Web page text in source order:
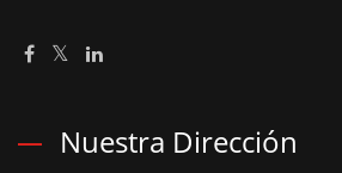
Nuestra Dirección